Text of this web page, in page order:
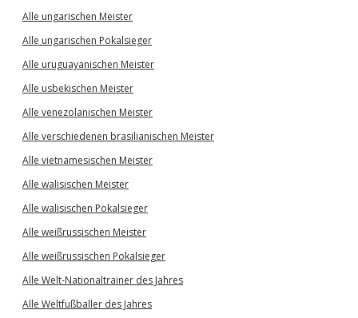
Alle ungarischen Meister
Alle ungarischen Pokalsieger
Alle uruguayanischen Meister
Alle usbekischen Meister
Alle venezolanischen Meister
Alle verschiedenen brasilianischen Meister
Alle vietnamesischen Meister
Alle walisischen Meister
Alle walisischen Pokalsieger
Alle weißrussischen Meister
Alle weißrussischen Pokalsieger
Alle Welt-Nationaltrainer des Jahres
Alle Weltfußballer des Jahres